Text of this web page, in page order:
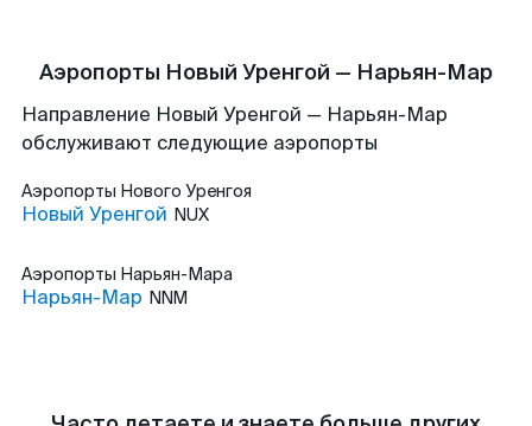
Аэропорты Новый Уренгой — Нарьян-Мар
Направление Новый Уренгой — Нарьян-Мар
обслуживают следующие аэропорты
Аэропорты Нового Уренгоя
Новый Уренгой NUX
Аэропорты Нарьян-Мара
Нарьян-Мар NNM